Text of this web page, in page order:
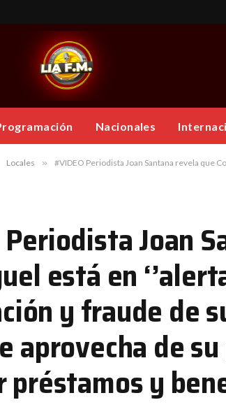
Nacionales
Locales » #VIDEO Periodista Joan Santana revela que Cooperativa San Miguel
Joan
está en
y fraude de
aprovecha de
préstamos y